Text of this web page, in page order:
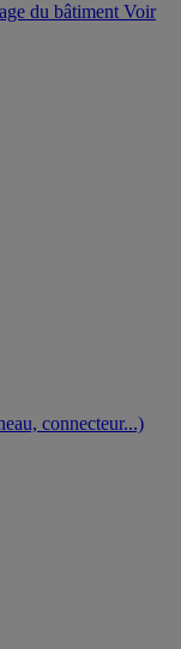
du bâtiment Voir
connecteur...)